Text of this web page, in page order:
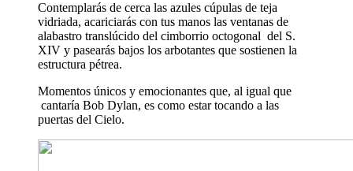
Contemplarás de cerca las azules cúpulas de teja
vidriada, acariciarás con tus manos las ventanas de
alabastro translúcido del cimborrio octogonal del S.
XIV y pasearás bajos los arbotantes que sostienen la
estructura pétrea.
Momentos únicos y emocionantes que, al igual que
cantaría Bob Dylan, es como estar tocando a las
puertas del Cielo.